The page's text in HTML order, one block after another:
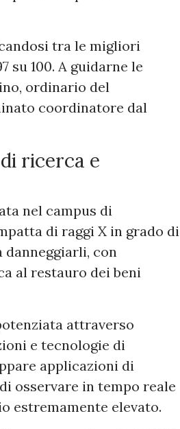
tra le migliori
su 100. A guidarne le
ordinario del
coordinatore dal
ricerca e
nel campus di
di raggi X in grado di
con
al restauro dei beni
attraverso
e tecnologie di
applicazioni di
osservare in tempo reale
estremamente elevato.